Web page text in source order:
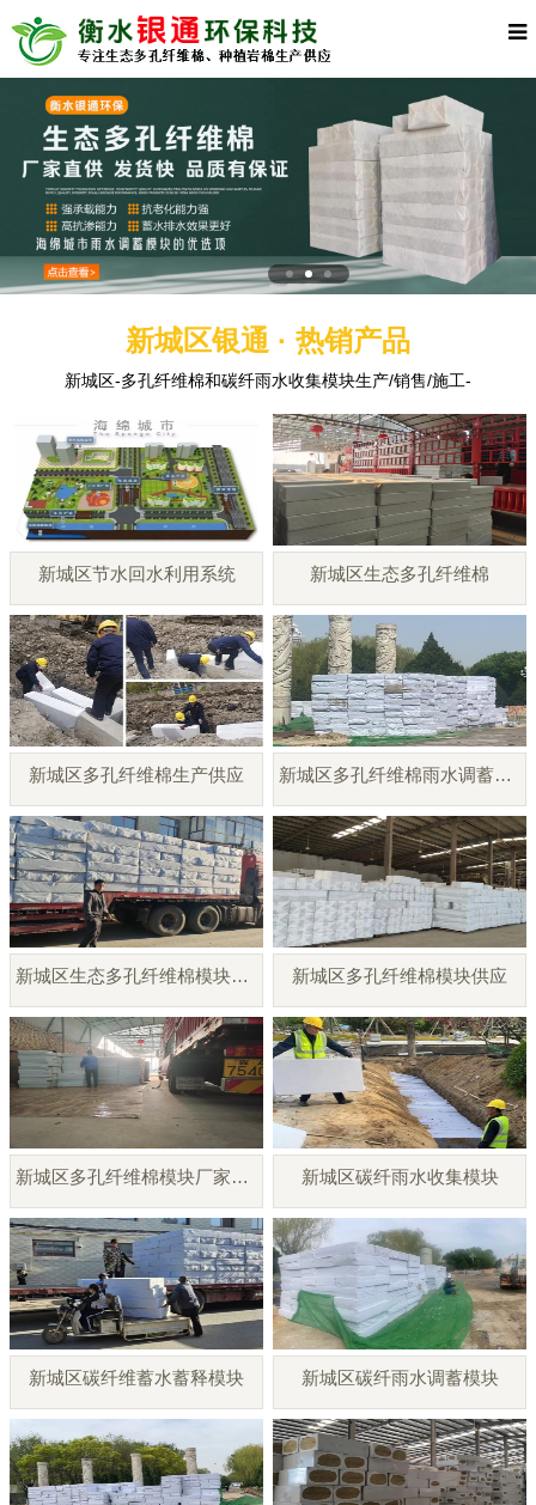
新城区银通 · 热销产品
新城区-多孔纤维棉和碳纤雨水收集模块生产/销售/施工-
新城区节水回水利用系统 新城区生态多孔纤维棉
新城区多孔纤维棉生产供应 新城区多孔纤维棉雨水调蓄模块
新城区生态多孔纤维棉模块厂家 新城区多孔纤维棉模块供应
新城区多孔纤维棉模块厂家直销 新城区碳纤雨水收集模块
新城区碳纤维蓄水蓄释模块 新城区碳纤雨水调蓄模块